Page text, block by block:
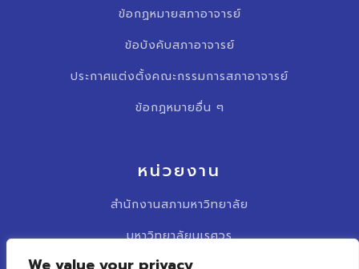
ข้อกฏหมายสภาอาจารย์
ข้อบังคับสภาอาจารย์
ประกาศแต่งตั้งคณะกรรมการสภาอาจารย์
ข้อกฏหมายอื่น ๆ
หน่วยงาน
สำนักงานสภามหาวิทยาลัย
มหาวิทยาลัยนเรศวร